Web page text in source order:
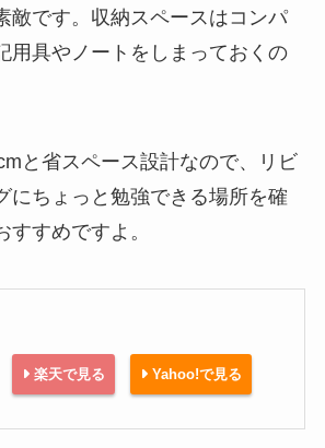
敵です。収納スペースはコンパ
用具やノートをしまっておくの
と省スペース設計なので、リビ
にちょっと勉強できる場所を確
すめですよ。
楽天で見る Yahoo!で見る